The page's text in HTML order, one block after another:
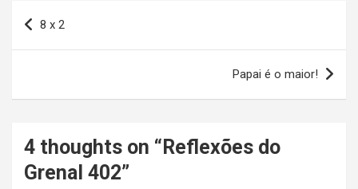
Navegação
de
8 x 2
Papai é o maior!
4 thoughts on “ Reflexões do
Grenal 402”